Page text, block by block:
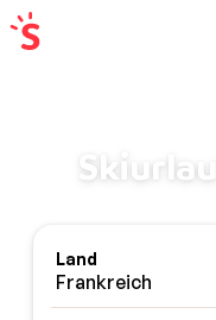
Land
Frankreich